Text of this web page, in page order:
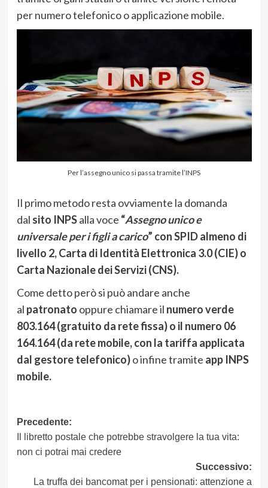
per numero telefonico o applicazione mobile.
Per l’assegno unico si passa tramite l’INPS
Il primo metodo resta ovviamente la domanda
dal sito INPSalla voce “Assegno unico e
universale per i figli a carico” con SPID almeno di
livello 2, Carta di Identità Elettronica 3.0 (CIE) o
Carta Nazionale dei Servizi (CNS).
Come detto però si può andare anche
al patronato oppure chiamare il numero verde
803.164 (gratuito da rete fissa) o il numero 06
164.164 (da rete mobile, con la tariffa applicata
dal gestore telefonico)o infine tramite app INPS
mobile.
Navigazione
articolo
Precedente:
Il libretto postale che potrebbe stravolgere la tua vita:
non ci potrai mai credere
Successivo:
La truffa dei bancomat per i pensionati: attenzione a